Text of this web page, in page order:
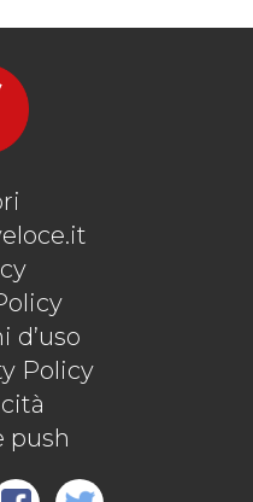
d’uso
Policy
push